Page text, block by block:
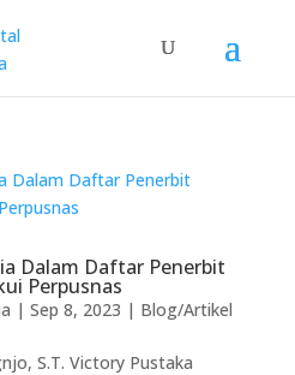
Dalam Daftar Penerbit
Perpusnas
| Sep 8, 2023 | Blog/Artikel
S.T. Victory Pustaka